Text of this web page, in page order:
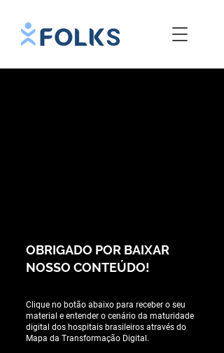
OBRIGADO POR BAIXAR
NOSSO CONTEÚDO!
Clique no botão abaixo para receber o seu
material e entender o cenário da maturidade
digital dos hospitais brasileiros através do
Mapa da Transformação Digital.